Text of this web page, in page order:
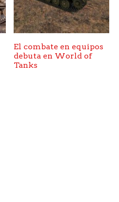
El combate en equipos
debuta en World of
Tanks